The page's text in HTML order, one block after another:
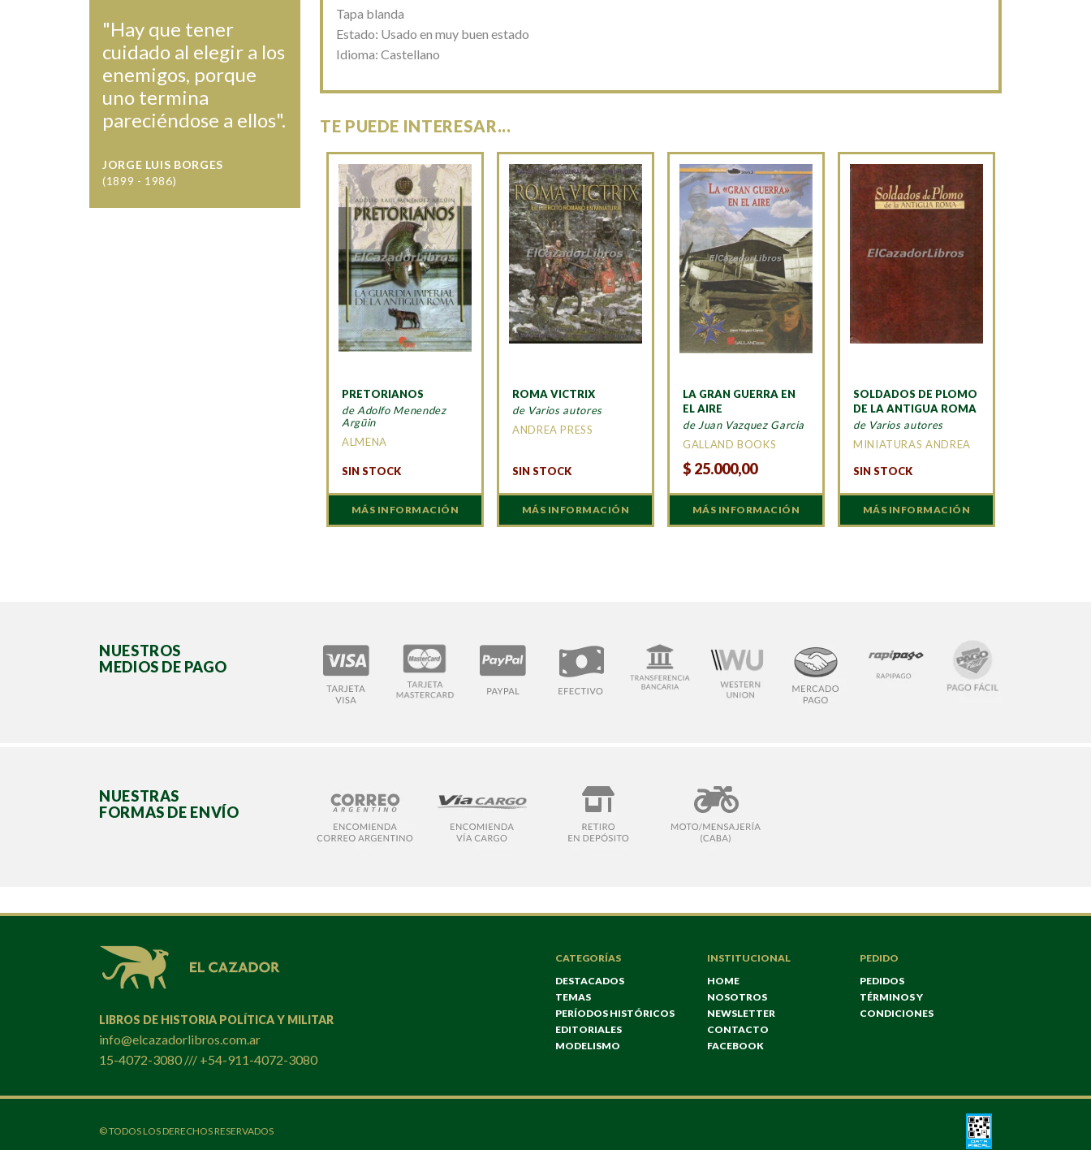
Tapa blanda
Estado: Usado en muy buen estado
Idioma: Castellano
TE PUEDE INTERESAR...
PRETORIANOS
de Adolfo Menendez
Argüin
ALMENA
SIN STOCK
MÁS INFORMACIÓN
ROMA VICTRIX
de Varios autores
ANDREA PRESS
SIN STOCK
MÁS INFORMACIÓN
LA GRAN GUERRA EN
EL AIRE
de Juan Vazquez Garcia
GALLAND BOOKS
$ 25.000,00
MÁS INFORMACIÓN
SOLDADOS DE PLOMO
DE LA ANTIGUA ROMA
de Varios autores
MINIATURAS ANDREA
SIN STOCK
MÁS INFORMACIÓN
"Hay que tener
cuidado al elegir a los
enemigos, porque
uno termina
pareciéndose a ellos".
JORGE LUIS BORGES
(1899 - 1986)
NUESTROS
MEDIOS DE PAGO
NUESTRAS
FORMAS DE ENVÍO
LIBROS DE HISTORIA POLÍTICA Y MILITAR
info@elcazadorlibros.com.ar
15-4072-3080 /// +54-911-4072-3080
CATEGORÍAS
DESTACADOS
TEMAS
PERÍODOS HISTÓRICOS
EDITORIALES
MODELISMO
INSTITUCIONAL
HOME
NOSOTROS
NEWSLETTER
CONTACTO
FACEBOOK
PEDIDO
PEDIDOS
TÉRMINOS Y
CONDICIONES
© TODOS LOS DERECHOS RESERVADOS